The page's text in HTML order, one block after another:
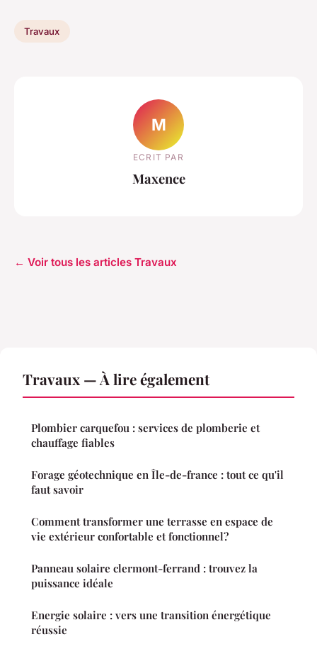
Travaux
M
ECRIT PAR
Maxence
← Voir tous les articles Travaux
Travaux — À lire également
Plombier carquefou : services de plomberie et
chauffage fiables
Forage géotechnique en Île-de-france : tout ce qu'il
faut savoir
Comment transformer une terrasse en espace de
vie extérieur confortable et fonctionnel?
Panneau solaire clermont-ferrand : trouvez la
puissance idéale
Energie solaire : vers une transition énergétique
réussie